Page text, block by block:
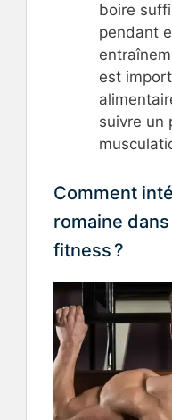
boire
pendant
est
suivre un
Comment
romaine
fitness ?